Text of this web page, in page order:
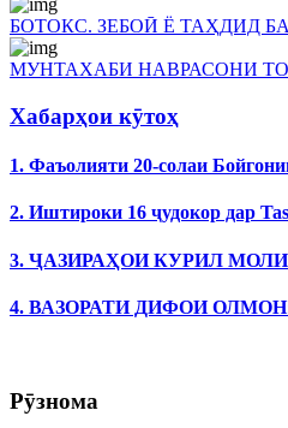
БОТОКС. ЗЕБОӢ Ё ТАҲДИД
МУНТАХАБИ НАВРАСОНИ
Хабарҳои кӯтоҳ
1. Фаъолияти 20-солаи
2. Иштироки 16 ҷудокор дар
3. ҶАЗИРАҲОИ КУРИЛ
4. ВАЗОРАТИ ДИФОИ
Рӯзнома